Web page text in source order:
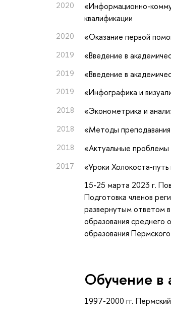
2020 «Информационно-
квалификации
2020 «Оказание первой
2019 «Введение в
2019 «Введение в
2019 «Инфографика и
2018 «Эконометрика и
2018 «Методы
2018 «Актуальные проблемы
2017 «Уроки Холокоста-
15-25 марта 2023 г.
Подготовка членов
развернутым ответом
образования
образования
Обучение в
1997-2000 гг.